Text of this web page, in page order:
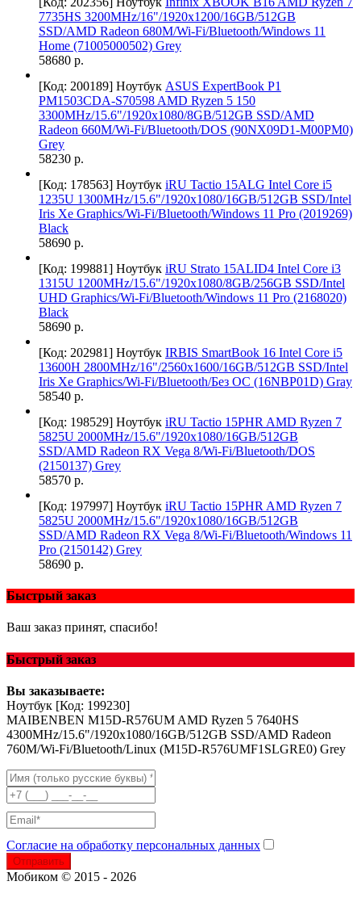
7735HS 3200MHz/16"/1920x1200/16GB/512GB
SSD/AMD Radeon 680M/Wi-Fi/Bluetooth/Windows 11
Home (71005000502) Grey
58680 р.
[Код: 200189] Ноутбук ASUS ExpertBook P1
PM1503CDA-S70598 AMD Ryzen 5 150
3300MHz/15.6"/1920x1080/8GB/512GB SSD/AMD
Radeon 660M/Wi-Fi/Bluetooth/DOS (90NX09D1-M00PM0)
Grey
58230 р.
[Код: 178563] Ноутбук iRU Tactio 15ALG Intel Core i5
1235U 1300MHz/15.6"/1920x1080/16GB/512GB SSD/Intel
Iris Xe Graphics/Wi-Fi/Bluetooth/Windows 11 Pro (2019269)
Black
58690 р.
[Код: 199881] Ноутбук iRU Strato 15ALID4 Intel Core i3
1315U 1200MHz/15.6"/1920x1080/8GB/256GB SSD/Intel
UHD Graphics/Wi-Fi/Bluetooth/Windows 11 Pro (2168020)
Black
58690 р.
[Код: 202981] Ноутбук IRBIS SmartBook 16 Intel Core i5
13600H 2800MHz/16"/2560x1600/16GB/512GB SSD/Intel
Iris Xe Graphics/Wi-Fi/Bluetooth/Без ОС (16NBP01D) Gray
58540 р.
[Код: 198529] Ноутбук iRU Tactio 15PHR AMD Ryzen 7
5825U 2000MHz/15.6"/1920x1080/16GB/512GB
SSD/AMD Radeon RX Vega 8/Wi-Fi/Bluetooth/DOS
(2150137) Grey
58570 р.
[Код: 197997] Ноутбук iRU Tactio 15PHR AMD Ryzen 7
5825U 2000MHz/15.6"/1920x1080/16GB/512GB
SSD/AMD Radeon RX Vega 8/Wi-Fi/Bluetooth/Windows 11
Pro (2150142) Grey
58690 р.
Быстрый заказ
Ваш заказ принят, спасибо!
Быстрый заказ
Вы заказываете:
Ноутбук [Код: 199230]
MAIBENBEN M15D-R576UM AMD Ryzen 5 7640HS
4300MHz/15.6"/1920x1080/16GB/512GB SSD/AMD Radeon
760M/Wi-Fi/Bluetooth/Linux (M15D-R576UMF1SLGRE0) Grey
Согласие на обработку персональных данных
Отправить
Мобиком © 2015 - 2026